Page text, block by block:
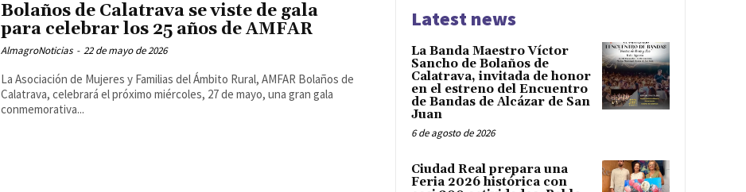
Bolaños de Calatrava se viste de gala
para celebrar los 25 años de AMFAR
AlmagroNoticias - 22 de mayo de 2026
La Asociación de Mujeres y Familias del Ámbito Rural, AMFAR Bolaños de
Calatrava, celebrará el próximo miércoles, 27 de mayo, una gran gala
conmemorativa...
Latest news
La Banda Maestro Víctor
Sancho de Bolaños de
Calatrava, invitada de honor
en el estreno del Encuentro
de Bandas de Alcázar de San
Juan
6 de agosto de 2026
Ciudad Real prepara una
Feria 2026 histórica con